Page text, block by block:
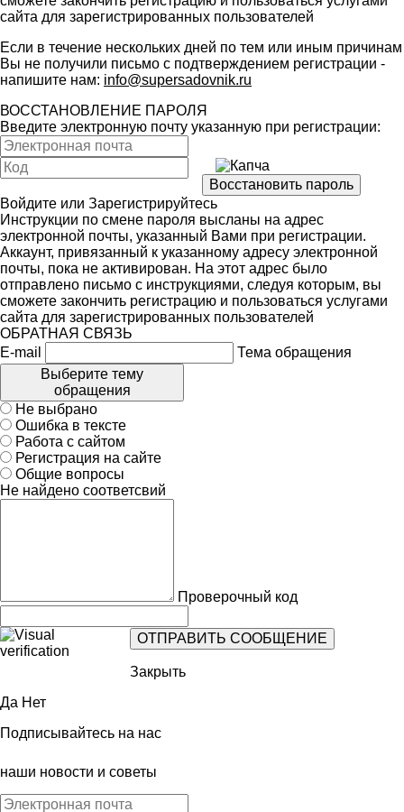
сайта для зарегистрированных пользователей
Если в течение нескольких дней по тем или иным причинам
Вы не получили письмо с подтверждением регистрации -
напишите нам: info@supersadovnik.ru
ВОССТАНОВЛЕНИЕ ПАРОЛЯ
Введите электронную почту указанную при регистрации:
Войдите или Зарегистрируйтесь
Инструкции по смене пароля высланы на адрес
электронной почты, указанный Вами при регистрации.
Аккаунт, привязанный к указанному адресу электронной
почты, пока не активирован. На этот адрес было
отправлено письмо с инструкциями, следуя которым, вы
сможете закончить регистрацию и пользоваться услугами
сайта для зарегистрированных пользователей
ОБРАТНАЯ СВЯЗЬ
E-mail
Тема обращения
Выберите тему
обращения
Не выбрано
Ошибка в тексте
Работа с сайтом
Регистрация на сайте
Общие вопросы
Не найдено соответсвий
Проверочный код
Закрыть
Да Нет
Подписывайтесь на нас
наши новости и советы